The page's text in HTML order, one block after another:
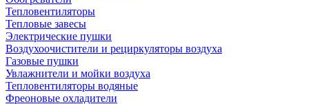
Тепловентиляторы
Тепловые завесы
Электрические пушки
Воздухоочистители и рециркуляторы воздуха
Газовые пушки
Увлажнители и мойки воздуха
Тепловентиляторы водяные
Фреоновые охладители